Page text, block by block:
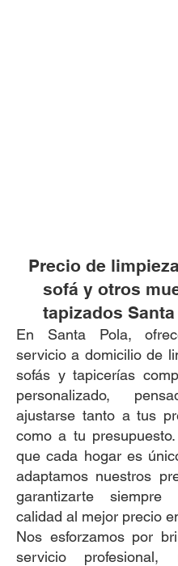
Precio de
sofá y otros
tapizados Santa
En Santa Pola,
servicio a domicilio de
sofás y tapicerías
personalizado,
ajustarse tanto a tus
como a tu
que cada hogar es
adaptamos nuestros
garantizarte
calidad al mejor precio
Nos esforzamos por
servicio